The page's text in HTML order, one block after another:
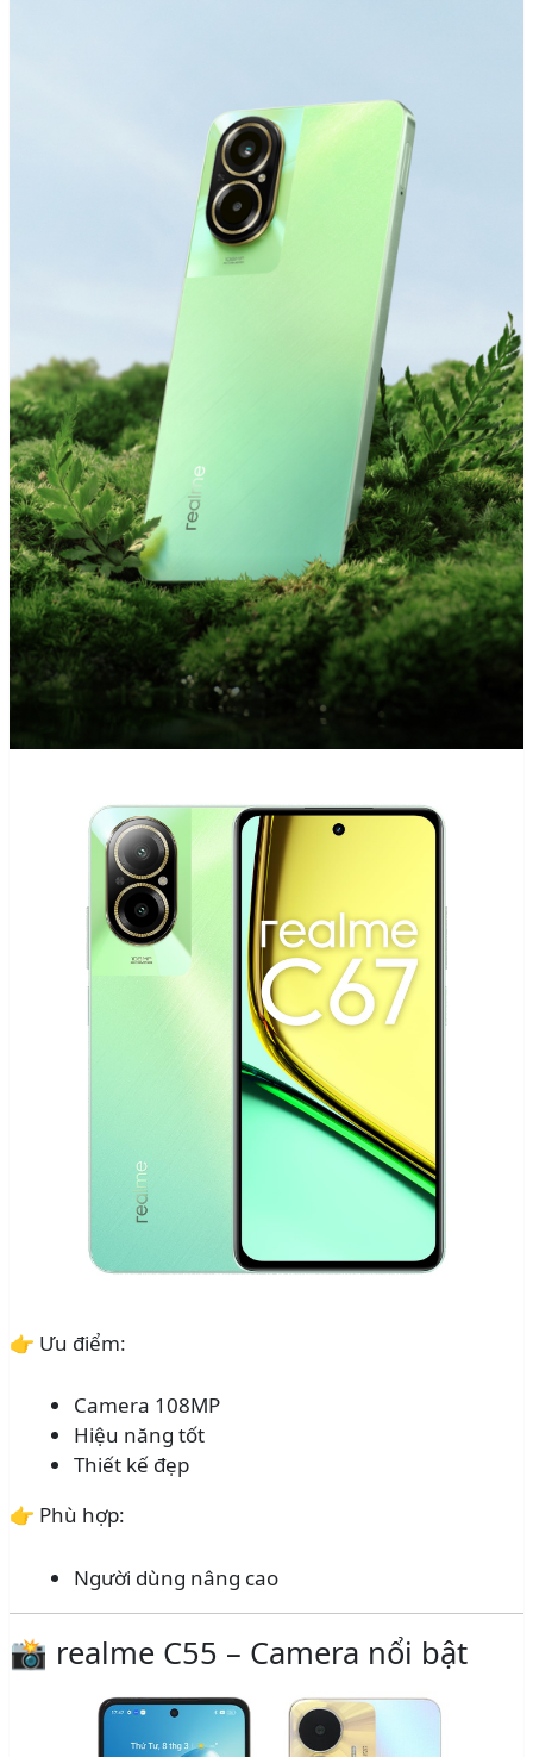
👉 Ưu điểm:
Camera 108MP
Hiệu năng tốt
Thiết kế đẹp
👉 Phù hợp:
Người dùng nâng cao
📸 realme C55 – Camera nổi bật